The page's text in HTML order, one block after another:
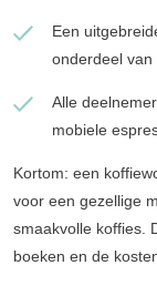
Een
onderdeel
Alle
mobiele
Kortom: een
voor een gezellige
smaakvolle koffies.
boeken en de